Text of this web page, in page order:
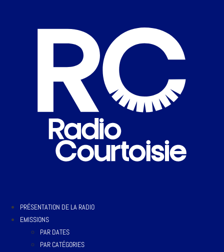
PRÉSENTATION DE LA RADIO
EMISSIONS
PAR DATES
PAR CATÉGORIES